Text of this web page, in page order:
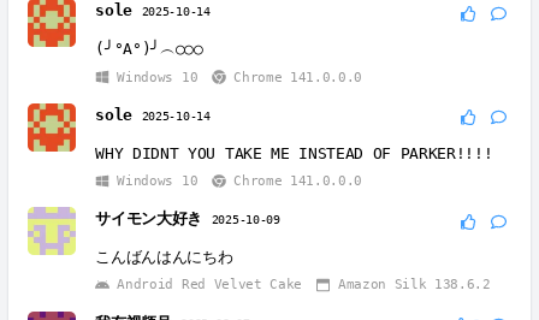
sole 2025-10-14
(╯°A°)╯︵○○○
Windows 10 Chrome 141.0.0.0
sole 2025-10-14
WHY DIDNT YOU TAKE ME INSTEAD OF PARKER!!!!
Windows 10 Chrome 141.0.0.0
サイモン大好き 2025-10-09
こんばんはんにちわ
Android Red Velvet Cake Amazon Silk 138.6.2